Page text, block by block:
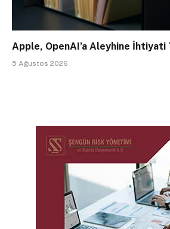
Apple, OpenAI’a Aleyhine
5 Ağustos 2026